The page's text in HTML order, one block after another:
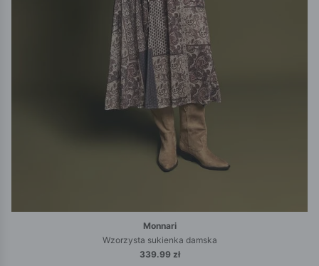
Monnari
Wzorzysta sukienka damska
339.99 zł